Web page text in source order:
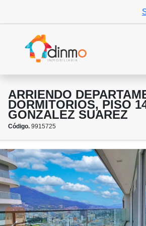
ARRIENDO
DORMITORIOS, PISO
GONZALEZ SUAREZ
Código. 9915725